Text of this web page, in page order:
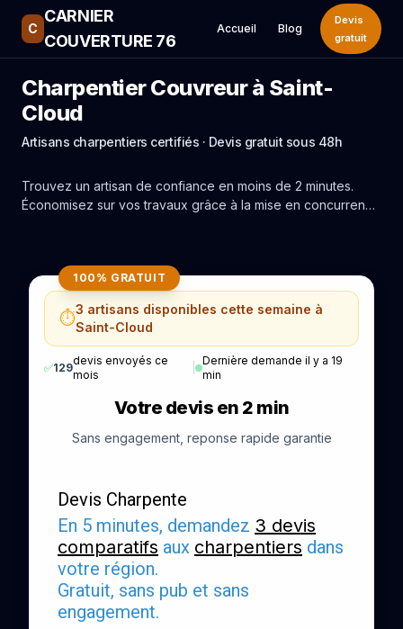
C
CARNIER
COUVERTURE 76
Accueil Blog
Devis
gratuit
Charpentier Couvreur à Saint-
Cloud
Artisans charpentiers certifiés · Devis gratuit sous 48h
Trouvez un artisan de confiance en moins de 2 minutes.
Économisez sur vos travaux grâce à la mise en concurrence
100% GRATUIT
⏱️3 artisans disponibles cette semaine à
Saint-Cloud
✅129
devis envoyés ce
mois
|
Dernière demande il y a 19
min
Votre devis en 2 min
Sans engagement, reponse rapide garantie
Devis Charpente
En 5 minutes, demandez 3 devis
comparatifs aux charpentiers dans
votre région.
Gratuit, sans pub et sans
engagement.